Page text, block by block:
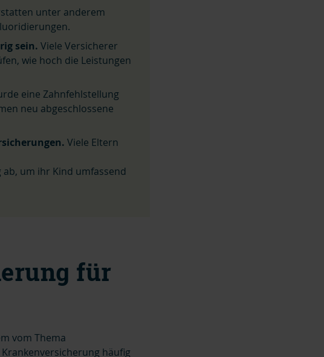
unter anderem
sein. Viele Versicherer
wie hoch die Leistungen
eine Zahnfehlstellung
neu abgeschlossene
Viele Eltern
ab, um ihr Kind umfassend
für
vom Thema
häufig